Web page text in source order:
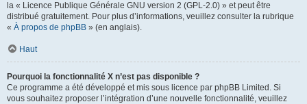
la « Licence Publique Générale GNU version 2 (GPL-2.0) » et peut être
distribué gratuitement. Pour plus d’informations, veuillez consulter la rubrique
« À propos de phpBB » (en anglais).
Haut
Pourquoi la fonctionnalité X n’est pas disponible ?
Ce programme a été développé et mis sous licence par phpBB Limited. Si
vous souhaitez proposer l’intégration d’une nouvelle fonctionnalité, veuillez